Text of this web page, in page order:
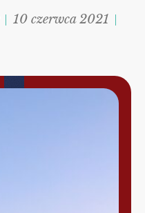
10 czerwca 2021